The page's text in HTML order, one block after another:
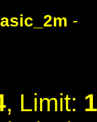
-
, Limit: